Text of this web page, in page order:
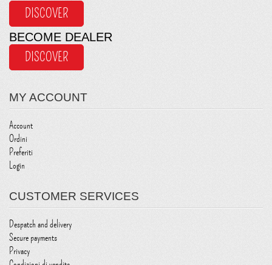
DISCOVER
BECOME DEALER
DISCOVER
MY ACCOUNT
Account
Ordini
Preferiti
Login
CUSTOMER SERVICES
Despatch and delivery
Secure payments
Privacy